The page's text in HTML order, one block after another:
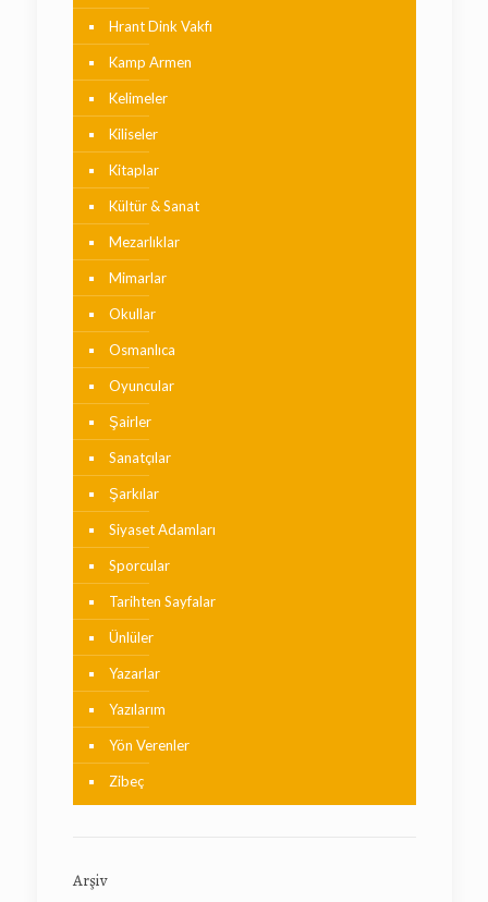
Hrant Dink Vakfı
Kamp Armen
Kelimeler
Kiliseler
Kitaplar
Kültür & Sanat
Mezarlıklar
Mimarlar
Okullar
Osmanlıca
Oyuncular
Şairler
Sanatçılar
Şarkılar
Siyaset Adamları
Sporcular
Tarihten Sayfalar
Ünlüler
Yazarlar
Yazılarım
Yön Verenler
Zibeç
Arşiv